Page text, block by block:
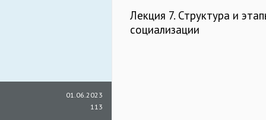
01.06.2023
113
Лекция 7. Структура и
социализации